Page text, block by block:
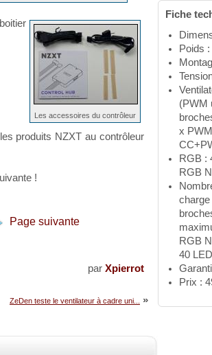
Les accessoires du contrôleur
produits NZXT au contrôleur
!
Page suivante
par Xpierrot
ZeDen teste le ventilateur à cadre uni... »
Fiche
Poids
(PWM
x
RGB :
RGB
RGB
40
Prix :